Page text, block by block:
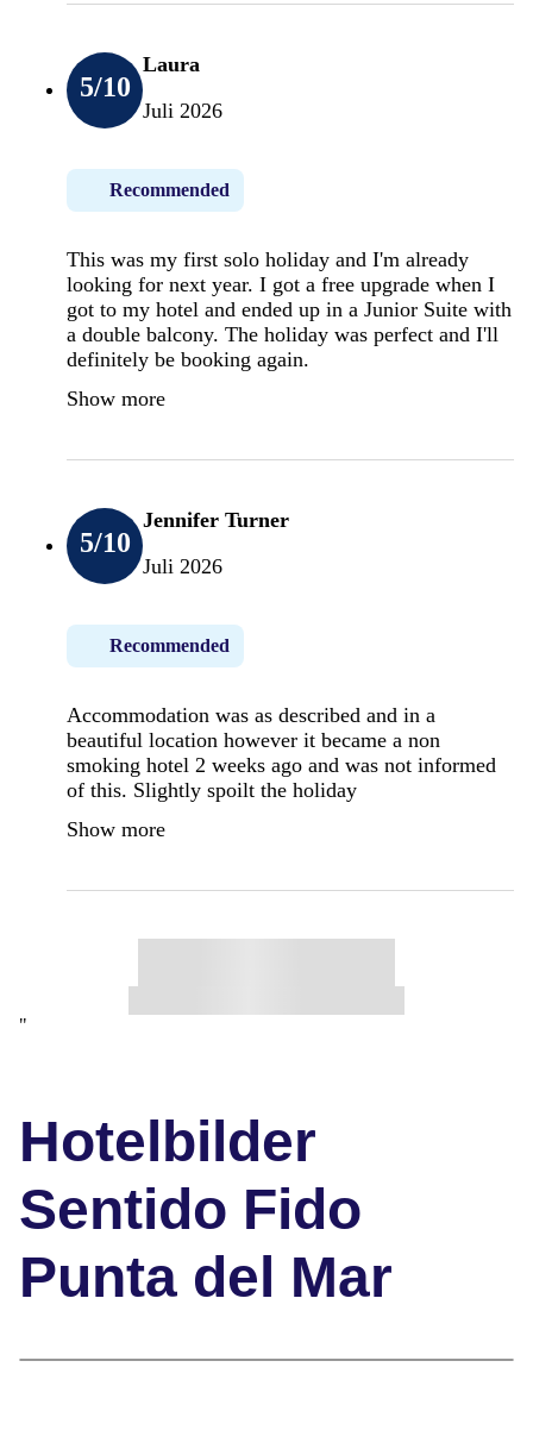
5/10
Laura
Juli 2026
Recommended
This was my first solo holiday and I'm already
looking for next year. I got a free upgrade when I
got to my hotel and ended up in a Junior Suite with
a double balcony. The holiday was perfect and I'll
definitely be booking again.
Show more
5/10
Jennifer Turner
Juli 2026
Recommended
Accommodation was as described and in a
beautiful location however it became a non
smoking hotel 2 weeks ago and was not informed
of this. Slightly spoilt the holiday
Show more
"
Hotelbilder
Sentido Fido
Punta del Mar